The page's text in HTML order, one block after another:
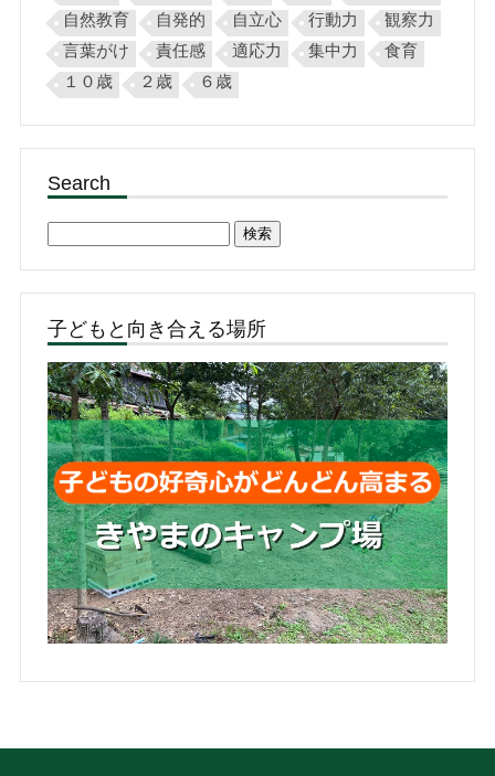
自然教育
自発的 自立心 行動力
観察力
言葉がけ
責任感 適応力 集中力
食育
１０歳
２歳 ６歳
Search
子どもと向き合える場所